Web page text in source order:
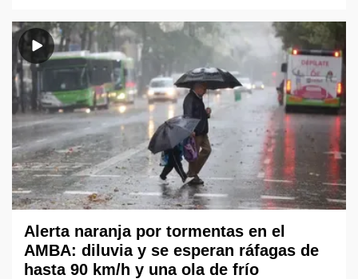
Alerta naranja por tormentas en el
AMBA: diluvia y se esperan ráfagas de
hasta 90 km/h y una ola de frío